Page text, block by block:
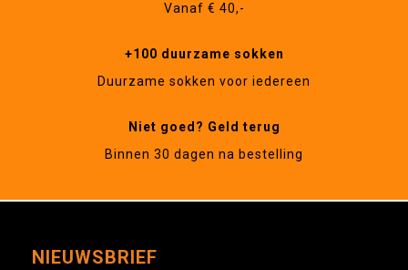
Vanaf € 40,-
+100 duurzame sokken
Duurzame sokken voor iedereen
Niet goed? Geld terug
Binnen 30 dagen na bestelling
NIEUWSBRIEF